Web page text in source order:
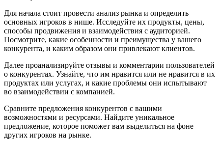
Для начала стоит провести анализ рынка и определить
основных игроков в нише. Исследуйте их продукты, цены,
способы продвижения и взаимодействия с аудиторией.
Посмотрите, какие особенности и преимущества у вашего
конкурента, и каким образом они привлекают клиентов.
Далее проанализируйте отзывы и комментарии пользователей
о конкурентах. Узнайте, что им нравится или не нравится в их
продуктах или услугах, и какие проблемы они испытывают
во взаимодействии с компанией.
Сравните предложения конкурентов с вашими
возможностями и ресурсами. Найдите уникальное
предложение, которое поможет вам выделиться на фоне
других игроков на рынке.